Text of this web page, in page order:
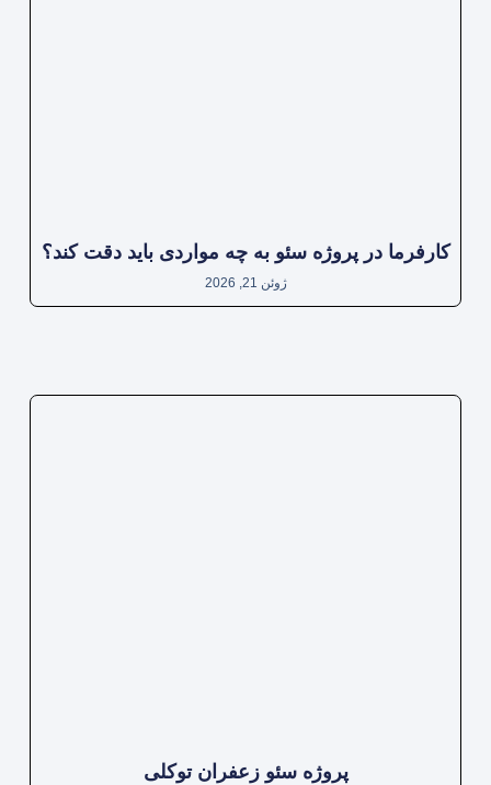
کارفرما در پروژه سئو به چه مواردی باید دقت کند؟
ژوئن 21, 2026
پروژه سئو زعفران توکلی